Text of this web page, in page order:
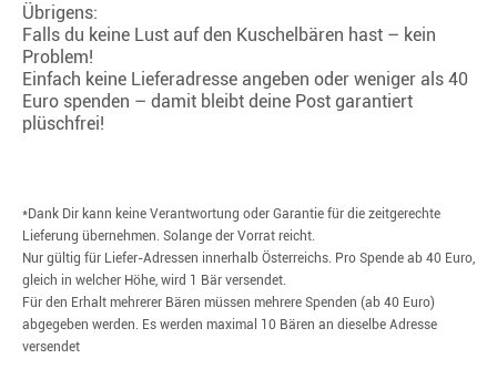
Übrigens:
Falls du keine Lust auf den Kuschelbären hast – kein
Problem!
Einfach keine Lieferadresse angeben oder weniger als 40
Euro spenden – damit bleibt deine Post garantiert
plüschfrei!
*Dank Dir kann keine Verantwortung oder Garantie für die zeitgerechte
Lieferung übernehmen. Solange der Vorrat reicht.
Nur gültig für Liefer-Adressen innerhalb Österreichs. Pro Spende ab 40 Euro,
gleich in welcher Höhe, wird 1 Bär versendet.
Für den Erhalt mehrerer Bären müssen mehrere Spenden (ab 40 Euro)
abgegeben werden. Es werden maximal 10 Bären an dieselbe Adresse
versendet